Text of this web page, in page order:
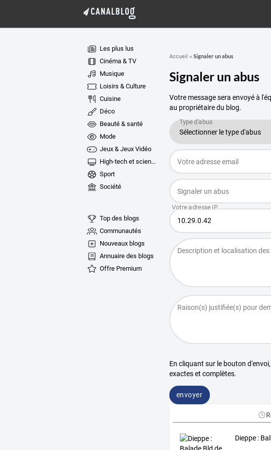
Les plus lus
Cinéma & TV
Musique
Loisirs & Culture
Cuisine
Déco
Beauté & santé
Mode
Jeux & Jeux Vidéo
High-tech et sciences
Sport
Société
Top des blogs
Communautés
Nouveaux blogs
Annuaire des blogs
Offre Premium
Accueil » Signaler un abus
Signaler un abus
Votre message sera envoyé à
au propriétaire du blog.
En cliquant sur le bouton
exactes et complètes.
envoyer
Dieppe :